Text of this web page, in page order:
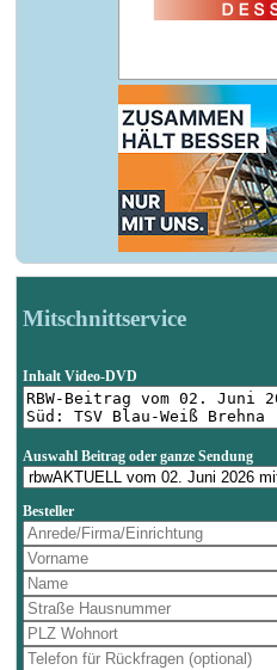
Mitschnittservice
Inhalt Video-DVD
Auswahl Beitrag oder ganze Sendung
Besteller